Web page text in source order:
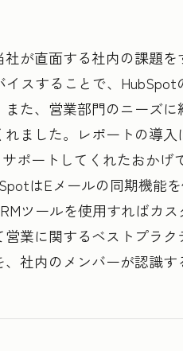
法的な
が直面する社内の課題を
スすることで、HubSpot
た、営業部門のニーズに
ました。レポートの導入
ポートしてくれたおかげ
はEメールの同期機能を
ツールを使用すればカス
業に関するベストプラク
社内のメンバーが認識す